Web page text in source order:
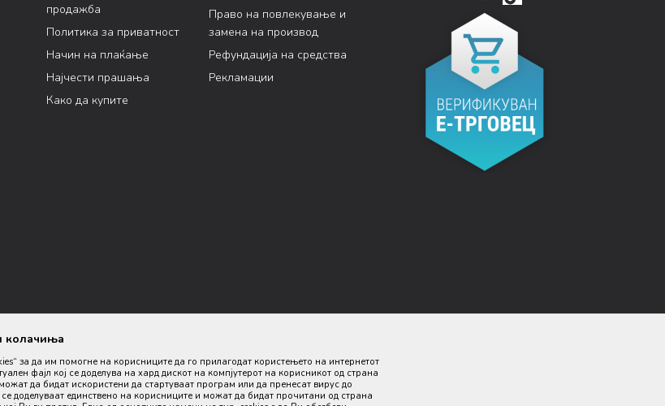
продажба
Политика за приватност
Начин на плаќање
Најчести прашања
Како да купите
Право на повлекување и
замена на производ
Рефундација на средства
Рекламации
колачиња
за да им помогне на корисниците да го прилагодат користењето на интернетот
фајл кој се доделува на хард дискот на компјутерот на корисникот од страна
да бидат искористени да стартуваат програм или да пренесат вирус до
доделуваат единствено на корисниците и можат да бидат прочитани од страна